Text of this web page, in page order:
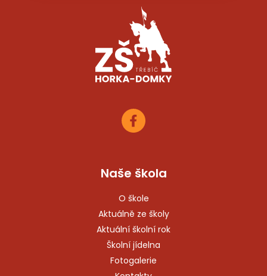
Naše škola
O škole
Aktuálně ze školy
Aktuální školní rok
Školní jídelna
Fotogalerie